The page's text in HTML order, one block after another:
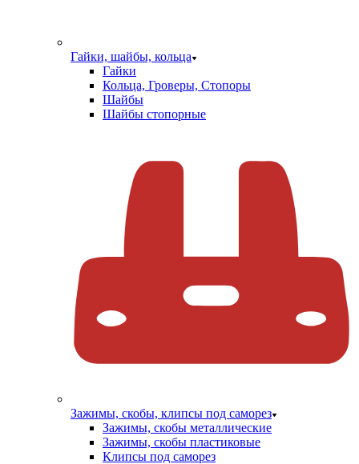
Гайки, шайбы, кольца
Гайки
Кольца, Гроверы, Стопоры
Шайбы
Шайбы стопорные
Зажимы, скобы, клипсы под саморез
Зажимы, скобы металлические
Зажимы, скобы пластиковые
Клипсы под саморез